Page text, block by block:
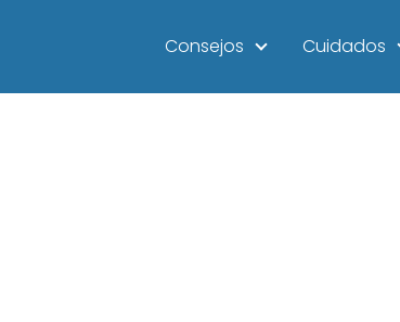
Consejos Cuidados